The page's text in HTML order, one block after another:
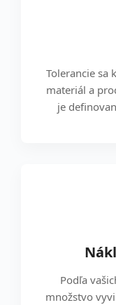
Tolerancie sa
materiál a
je
Podľa
množstvo